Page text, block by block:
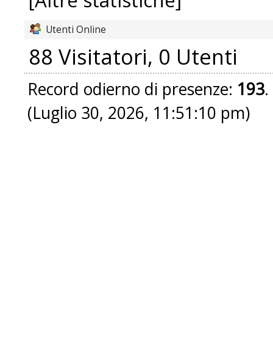
Utenti Online
88 Visitatori, 0 Utenti
Record odierno di presenze: 193
(Luglio 30, 2026, 11:51:10 pm)